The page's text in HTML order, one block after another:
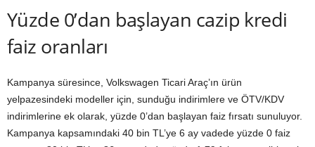
Yüzde 0’dan başlayan cazip kredi
faiz oranları
Kampanya süresince, Volkswagen Ticari Araç’ın ürün
yelpazesindeki modeller için, sunduğu indirimlere ve ÖTV/KDV
indirimlerine ek olarak, yüzde 0’dan başlayan faiz fırsatı sunuluyor.
Kampanya kapsamındaki 40 bin TL’ye 6 ay vadede yüzde 0 faiz